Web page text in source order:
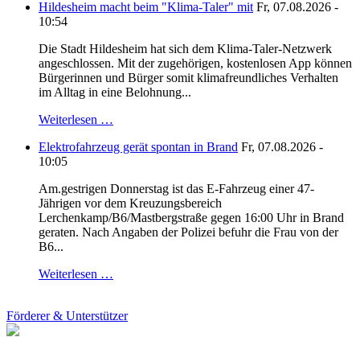
Hildesheim macht beim "Klima-Taler" mit Fr, 07.08.2026 -
10:54
Die Stadt Hildesheim hat sich dem Klima-Taler-Netzwerk
angeschlossen. Mit der zugehörigen, kostenlosen App können
Bürgerinnen und Bürger somit klimafreundliches Verhalten
im Alltag in eine Belohnung...
Weiterlesen …
Elektrofahrzeug gerät spontan in Brand Fr, 07.08.2026 -
10:05
Am.gestrigen Donnerstag ist das E-Fahrzeug einer 47-
Jährigen vor dem Kreuzungsbereich
Lerchenkamp/B6/Mastbergstraße gegen 16:00 Uhr in Brand
geraten. Nach Angaben der Polizei befuhr die Frau von der
B6...
Weiterlesen …
Förderer & Unterstützer